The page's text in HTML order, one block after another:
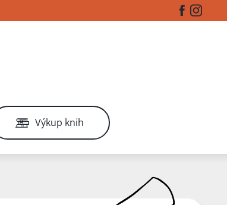
Facebook
Výkup knih